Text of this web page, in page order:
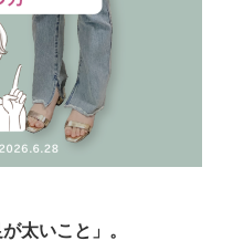
太いこと」。